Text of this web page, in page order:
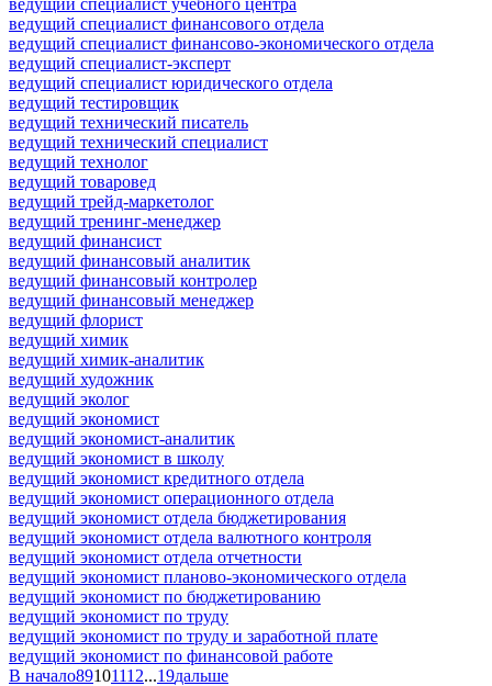
ведущий специалист финансового отдела
ведущий специалист финансово-экономического отдела
ведущий специалист-эксперт
ведущий специалист юридического отдела
ведущий тестировщик
ведущий технический писатель
ведущий технический специалист
ведущий технолог
ведущий товаровед
ведущий трейд-маркетолог
ведущий тренинг-менеджер
ведущий финансист
ведущий финансовый аналитик
ведущий финансовый контролер
ведущий финансовый менеджер
ведущий флорист
ведущий химик
ведущий химик-аналитик
ведущий художник
ведущий эколог
ведущий экономист
ведущий экономист-аналитик
ведущий экономист в школу
ведущий экономист кредитного отдела
ведущий экономист операционного отдела
ведущий экономист отдела бюджетирования
ведущий экономист отдела валютного контроля
ведущий экономист отдела отчетности
ведущий экономист планово-экономического отдела
ведущий экономист по бюджетированию
ведущий экономист по труду
ведущий экономист по труду и заработной плате
ведущий экономист по финансовой работе
В начало89101112...19дальше